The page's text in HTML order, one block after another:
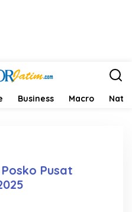
Business Macro
Pusat